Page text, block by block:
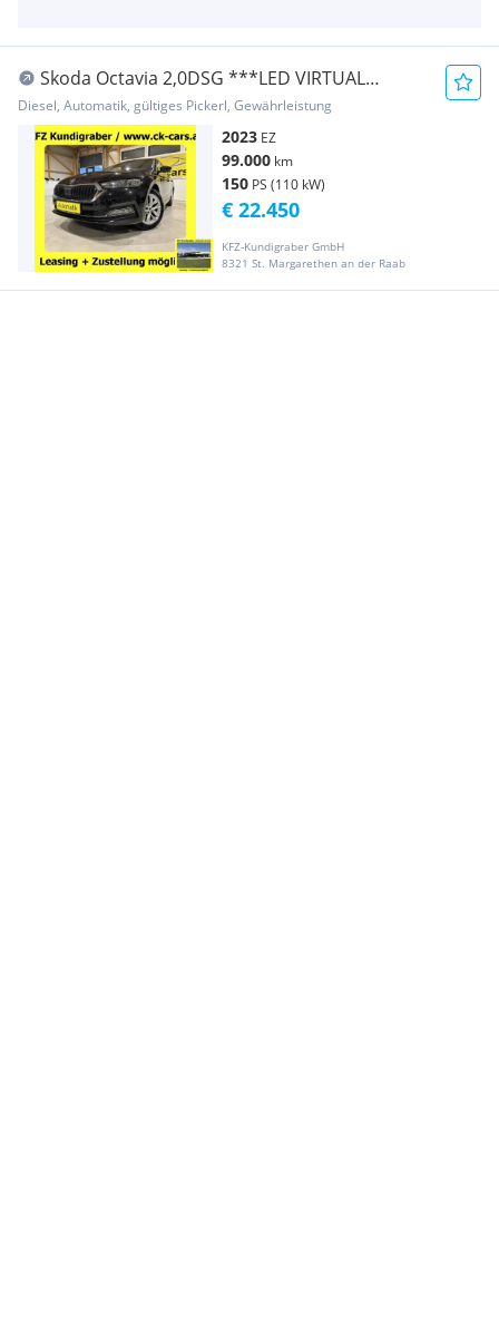
Skoda Octavia 2,0DSG ***LED VIRTUAL
COCKPIT HEAD-UP-D...
Diesel, Automatik, gültiges Pickerl, Gewährleistung
2023 EZ
99.000 km
150 PS (110 kW)
KFZ-Kundigraber GmbH
8321 St. Margarethen an der Raab
€ 22.450